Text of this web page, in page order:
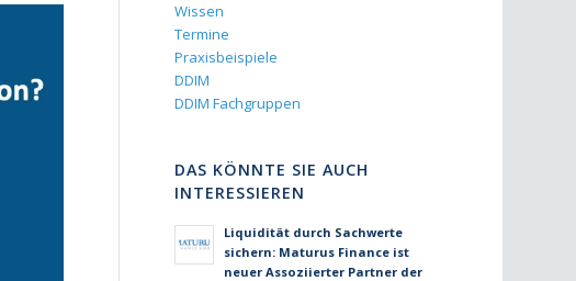
Wissen
Termine
Praxisbeispiele
DDIM
DDIM Fachgruppen
DAS KÖNNTE SIE AUCH
INTERESSIEREN
Liquidität durch Sachwerte
sichern: Maturus Finance ist
neuer Assoziierter Partner der